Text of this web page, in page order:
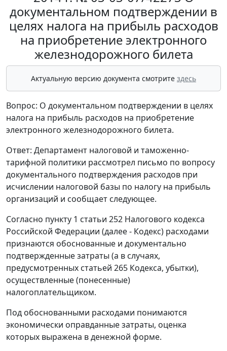
документальном подтверждении в
целях налога на прибыль расходов
на приобретение электронного
железнодорожного билета
Актуальную версию документа смотрите здесь
Вопрос: О документальном подтверждении в целях
налога на прибыль расходов на приобретение
электронного железнодорожного билета.
Ответ: Департамент налоговой и таможенно-
тарифной политики рассмотрел письмо по вопросу
документального подтверждения расходов при
исчислении налоговой базы по налогу на прибыль
организаций и сообщает следующее.
Согласно пункту 1 статьи 252 Налогового кодекса
Российской Федерации (далее - Кодекс) расходами
признаются обоснованные и документально
подтвержденные затраты (а в случаях,
предусмотренных статьей 265 Кодекса, убытки),
осуществленные (понесенные)
налогоплательщиком.
Под обоснованными расходами понимаются
экономически оправданные затраты, оценка
которых выражена в денежной форме.